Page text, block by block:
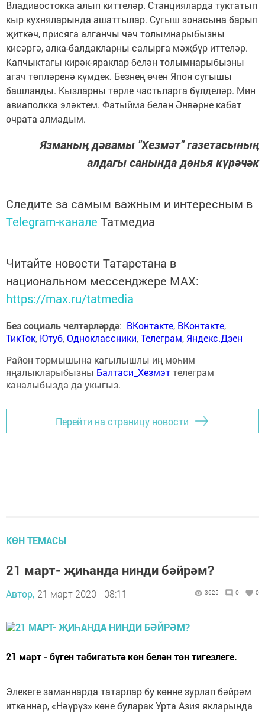
Владивостокка алып киттеләр. Станцияларда туктатып
кыр кухняларында ашаттылар. Сугыш зонасына барып
җиткәч, присяга алганчы чәч толымнарыбызны
кисәргә, алка-балдакларны салырга мәҗбүр иттеләр.
Капчыктагы кирәк-яраклар белән толымнарыбызны
агач төпләренә күмдек. Безнең өчен Япон сугышы
башланды. Кызларны төрле частьларга бүлделәр. Мин
авиаполкка эләктем. Фатыйма белән Әнвәрне кабат
очрата алмадым.
Язманың дәвамы "Хезмәт" газетасының
алдагы санында дөнья күрәчәк
Следите за самым важным и интересным в
Telegram-канале Татмедиа
Читайте новости Татарстана в
национальном мессенджере MАХ:
https://max.ru/tatmedia
Без социаль челтәрләрдә: ВКонтакте, ВКонтакте,
ТикТок, Ютуб,Одноклассники,Телеграм, Яндекс.Дзен
Район тормышына кагылышлы иң мөһим
яңалыкларыбызны Балтаси_Хезмэттелеграм
каналыбызда да укыгыз.
Перейти на страницу новости
КӨН ТЕМАСЫ
21 март- җиһанда нинди бәйрәм?
Автор, 21 март 2020 - 08:11 3625 0 0
21 март - бүген табигатьтә көн белән төн тигезлеге.
Элекеге заманнарда татарлар бу көнне зурлап бәйрәм
иткәннәр, «Нәүрүз» көне буларак Урта Азия якларында